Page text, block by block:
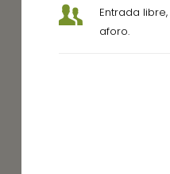
Entrada
aforo.